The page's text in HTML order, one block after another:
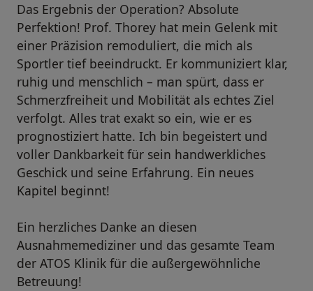
Das Ergebnis der Operation? Absolute
Perfektion! Prof. Thorey hat mein Gelenk mit
einer Präzision remoduliert, die mich als
Sportler tief beeindruckt. Er kommuniziert klar,
ruhig und menschlich – man spürt, dass er
Schmerzfreiheit und Mobilität als echtes Ziel
verfolgt. Alles trat exakt so ein, wie er es
prognostiziert hatte. Ich bin begeistert und
voller Dankbarkeit für sein handwerkliches
Geschick und seine Erfahrung. Ein neues
Kapitel beginnt!
Ein herzliches Danke an diesen
Ausnahmemediziner und das gesamte Team
der ATOS Klinik für die außergewöhnliche
Betreuung!